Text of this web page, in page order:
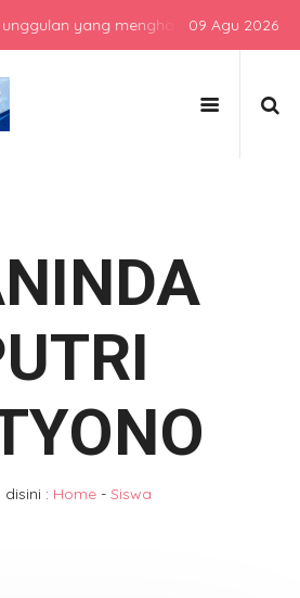
yang menghasilkan lulusan
09 Agu 2026
: Home - Siswa